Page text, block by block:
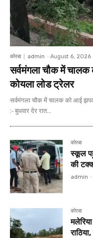
कोरबा admin - August 6, 2026
सर्वमंगला चौक में चालक
कोयला लोड ट्रेलर
सर्वमंगला चौक में चालक को आई
:- बुधवार देर रात...
कोरबा
स्कूल
की
admin -
कोरबा